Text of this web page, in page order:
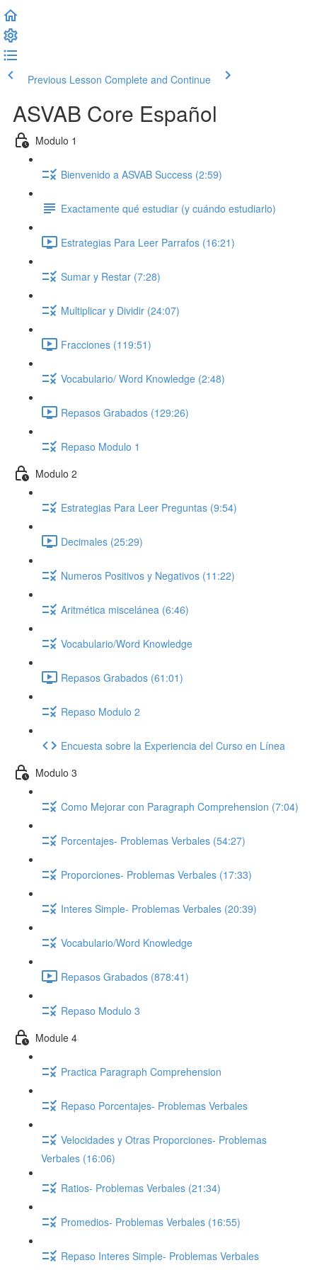
Previous Lesson Complete and Continue
ASVAB Core Español
Modulo 1
Bienvenido a ASVAB Success (2:59)
Exactamente qué estudiar (y cuándo estudiarlo)
Estrategias Para Leer Parrafos (16:21)
Sumar y Restar (7:28)
Multiplicar y Dividir (24:07)
Fracciones (119:51)
Vocabulario/ Word Knowledge (2:48)
Repasos Grabados (129:26)
Repaso Modulo 1
Modulo 2
Estrategias Para Leer Preguntas (9:54)
Decimales (25:29)
Numeros Positivos y Negativos (11:22)
Aritmética miscelánea (6:46)
Vocabulario/Word Knowledge
Repasos Grabados (61:01)
Repaso Modulo 2
Encuesta sobre la Experiencia del Curso en Línea
Modulo 3
Como Mejorar con Paragraph Comprehension (7:04)
Porcentajes- Problemas Verbales (54:27)
Proporciones- Problemas Verbales (17:33)
Interes Simple- Problemas Verbales (20:39)
Vocabulario/Word Knowledge
Repasos Grabados (878:41)
Repaso Modulo 3
Module 4
Practica Paragraph Comprehension
Repaso Porcentajes- Problemas Verbales
Velocidades y Otras Proporciones- Problemas
Verbales (16:06)
Ratios- Problemas Verbales (21:34)
Promedios- Problemas Verbales (16:55)
Repaso Interes Simple- Problemas Verbales